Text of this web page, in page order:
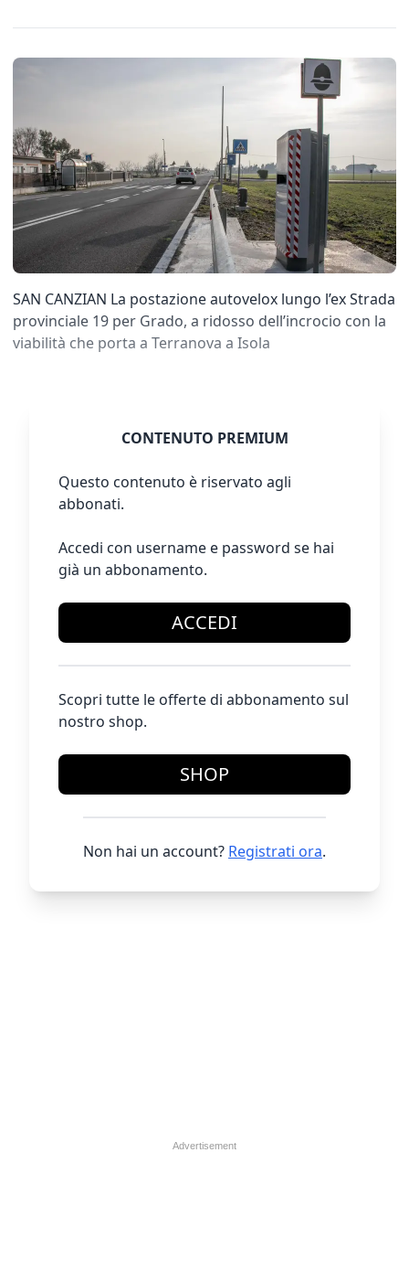
SAN CANZIAN La postazione autovelox lungo l’ex Strada
provinciale 19 per Grado, a ridosso dell’incrocio con la
viabilità che porta a Terranova a Isola
CONTENUTO PREMIUM
Questo contenuto è riservato agli
abbonati.
Accedi con username e password se hai
già un abbonamento.
ACCEDI
Scopri tutte le offerte di abbonamento sul
nostro shop.
SHOP
Non hai un account? Registrati ora.